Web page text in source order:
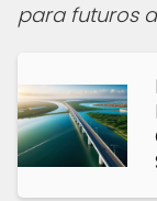
para futuros